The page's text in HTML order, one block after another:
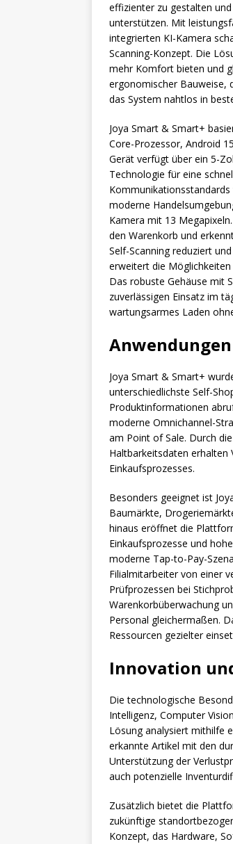
effizienter zu gestalten
unterstützen. Mit
integrierten KI-Kamera
Scanning-Konzept. Die
mehr Komfort bieten und
ergonomischer Bauweise,
das System nahtlos in
Joya Smart & Smart+
Core-Prozessor, Android
Gerät verfügt über ein 5-
Technologie für eine
moderne
Kamera mit 13
den Warenkorb und
Self-Scanning reduziert
erweitert die
Das robuste Gehäuse mit
zuverlässigen Einsatz im
wartungsarmes Laden
Joya Smart & Smart+
unterschiedlichste Self-
Produktinformationen
moderne Omnichannel-
am Point of Sale. Durch
Haltbarkeitsdaten
Einkaufsprozesses.
Besonders geeignet ist
Baumärkte,
hinaus eröffnet die
Einkaufsprozesse und
moderne Tap-to-Pay-
Filialmitarbeiter von einer
Prüfprozessen bei
Warenkorbüberwachung
Personal gleichermaßen.
Ressourcen gezielter
Innovation
Die technologische
Intelligenz, Computer
Lösung analysiert mithilfe
erkannte Artikel mit den
Unterstützung der
auch potenzielle
Zusätzlich bietet die
zukünftige
Konzept, das Hardware,